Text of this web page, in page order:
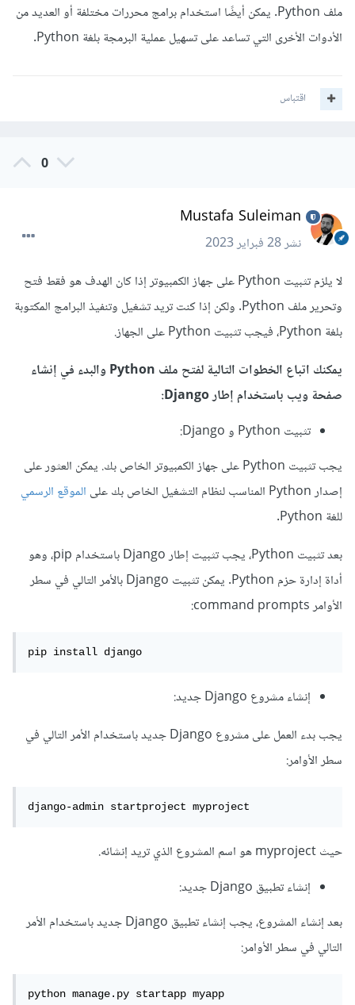
ملف Python. يمكن أيضًا استخدام برامج محررات مختلفة أو العديد من
الأدوات الأخرى التي تساعد على تسهيل عملية البرمجة بلغة Python.
اقتباس
0
Mustafa Suleiman
نشر28 فبراير 2023
لا يلزم تثبيت Python على جهاز الكمبيوتر إذا كان الهدف هو فقط فتح
وتحرير ملف Python. ولكن إذا كنت تريد تشغيل وتنفيذ البرامج المكتوبة
بلغة Python، فيجب تثبيت Python على الجهاز.
يمكنك اتباع الخطوات التالية لفتح ملف Python والبدء في إنشاء
صفحة ويب باستخدام إطار Django:
تثبيت Python و Django:
يجب تثبيت Python على جهاز الكمبيوتر الخاص بك. يمكن العثور على
إصدار Python المناسب لنظام التشغيل الخاص بك على
الموقع الرسمي
للغة Python.
بعد تثبيت Python، يجب تثبيت إطار Django باستخدام pip، وهو
أداة إدارة حزم Python. يمكن تثبيت Django بالأمر التالي في سطر
الأوامر command prompts:
pip install django
إنشاء مشروع Django جديد:
يجب بدء العمل على مشروع Django جديد باستخدام الأمر التالي في
سطر الأوامر:
django-admin startproject myproject
حيث myproject هو اسم المشروع الذي تريد إنشائه.
إنشاء تطبيق Django جديد:
بعد إنشاء المشروع، يجب إنشاء تطبيق Django جديد باستخدام الأمر
التالي في سطر الأوامر:
python manage.py startapp myapp